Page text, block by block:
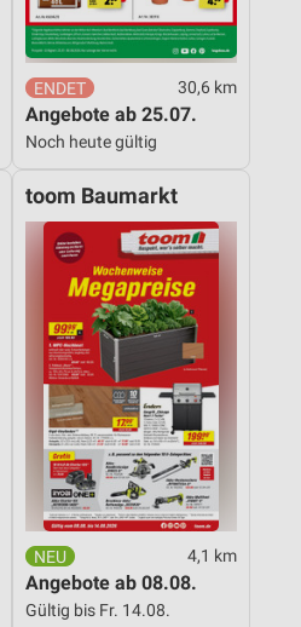
30,6 km
Angebote ab 25.07.
Noch heute gültig
toom Baumarkt
4,1 km
Angebote ab 08.08.
Gültig bis Fr. 14.08.